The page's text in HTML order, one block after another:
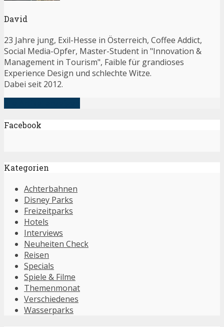
David
23 Jahre jung, Exil-Hesse in Österreich, Coffee Addict,
Social Media-Opfer, Master-Student in "Innovation &
Management in Tourism", Faible für grandioses
Experience Design und schlechte Witze.
Dabei seit 2012.
Facebook
Kategorien
Achterbahnen
Disney Parks
Freizeitparks
Hotels
Interviews
Neuheiten Check
Reisen
Specials
Spiele & Filme
Themenmonat
Verschiedenes
Wasserparks